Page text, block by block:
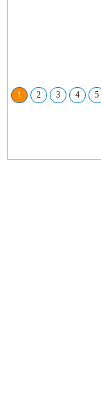
1 2 3 4 5